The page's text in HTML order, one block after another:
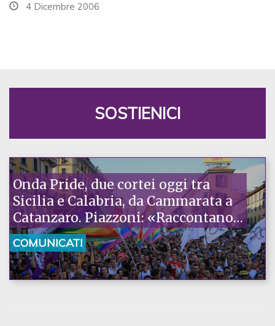
4 Dicembre 2006
SOSTIENICI
Onda Pride, due cortei oggi tra
Sicilia e Calabria, da Cammarata a
Catanzaro. Piazzoni: «Raccontano
la nostra ostinazione»
COMUNICATI